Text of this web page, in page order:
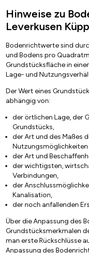
Hinweise zu
Leverkusen
Bodenrichtwerte sind
und Bodens pro
Grundstücksfläche in
Lage- und
Der Wert eines
abhängig von:
der örtlichen Lage, der
Grundstücks,
der Art und des Maßes
der Art und
der wichtigsten,
Verbindungen,
der
Kanalisation,
der noch anfallenden
Über die Anpassung des
Grundstücksmerkmalen
man erste Rückschlüsse
Anpassung des